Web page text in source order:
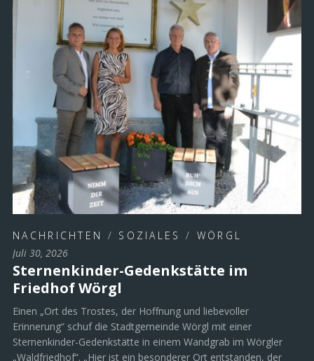
NACHRICHTEN / SOZIALES / WÖRGL
Juli 30, 2026
Sternenkinder-Gedenkstätte im
Friedhof Wörgl
Einen „Ort des Trostes, der Hoffnung und liebevoller
Erinnerung“ schuf die Stadtgemeinde Wörgl mit einer
Sternenkinder-Gedenkstätte in einem Wandgrab im Wörgler
„Waldfriedhof“. „Hier ist ein besonderer Ort entstanden, der